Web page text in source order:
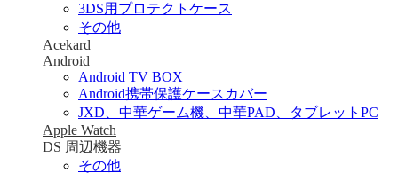
3DS用プロテクトケース
その他
Acekard
Android
Android TV BOX
Android携帯保護ケースカバー
JXD、中華ゲーム機、中華PAD、タブレットPC
Apple Watch
DS 周辺機器
その他